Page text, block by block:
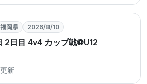
福岡県 2026/8/10
2日目 4v4 カップ戦⚽️U12
更新